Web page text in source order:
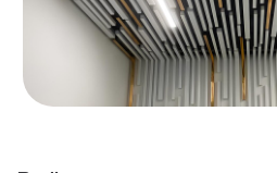
Гарантия 2+ года
Спите спокойно. Наш мастер бесплатно
исправит любую проблему. Вы в надежных
руках